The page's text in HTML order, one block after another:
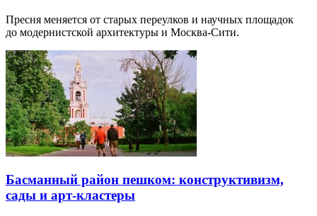
Пресня меняется от старых переулков и научных площадок
до модернистской архитектуры и Москва-Сити.
Басманный район пешком: конструктивизм,
сады и арт-кластеры